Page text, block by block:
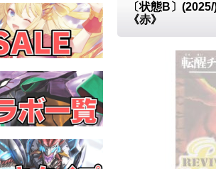
〔状態B〕
《赤》